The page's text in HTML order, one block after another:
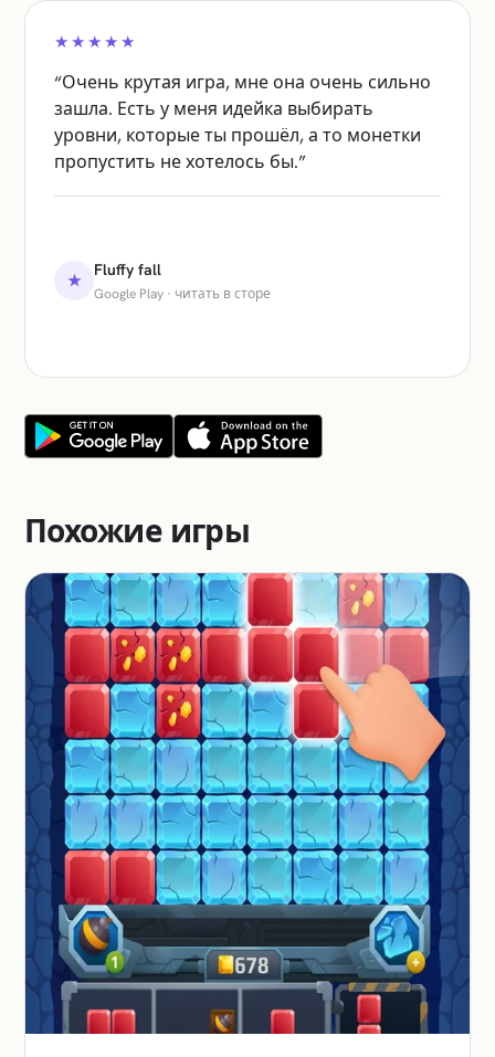
★★★★★
“Очень крутая игра, мне она очень сильно
зашла. Есть у меня идейка выбирать
уровни, которые ты прошёл, а то монетки
пропустить не хотелось бы.”
★
Fluffy fall
Google Play · читать в сторе
Похожие игры